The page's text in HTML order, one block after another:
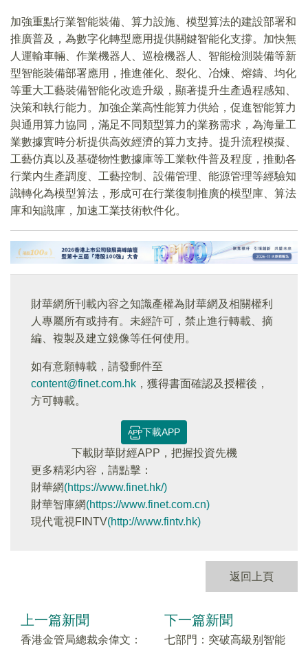
加強重點行業智能裝備、算力設施、模型算法的建設部署和
推廣普及，為數字化轉型應用提供關鍵智能化支撐。加快無
人運輸車輛、作業機器人、巡檢機器人、智能檢測裝備等新
型智能裝備部署應用，推進催化、裂化、冶煉、熔鑄、均化
等重大工藝裝備智能化改造升級，顯著提升生產過程感知、
決策和執行能力。加強企業高性能算力供給，促進智能算力
與通用算力協同，滿足不同類型算力的業務需求，為海量工
業數據實時分析提供高效經濟的算力支持。提升流程模擬、
工藝仿真以及基礎物性數據庫等工業軟件普及程度，推動各
行業内生產調度、工藝控制、設備管理、能源管理等經驗知
識轉化為模型算法，形成可在行業復制推廣的模型庫、算法
庫和知識庫，加速工業技術軟件化。
財華網所刊載內容之知識產權為財華網及相關權利
人專屬所有或持有。未經許可，禁止進行轉載、摘
編、複製及建立鏡像等任何使用。
如有意願轉載，請發郵件至
content@finet.com.hk ，獲得書面確認及授權後，
方可轉載。
下載APP
下載財華財經APP，把握投資先機
更多精彩内容，請點擊：
財華網(https://www.finet.hk/)
財華智庫網(https://www.finet.com.cn)
現代電視FINTV(http://www.fintv.hk)
返回上頁
上一篇新聞
香港金管局總裁余偉文：
下一篇新聞
七部門：突破高級别智能